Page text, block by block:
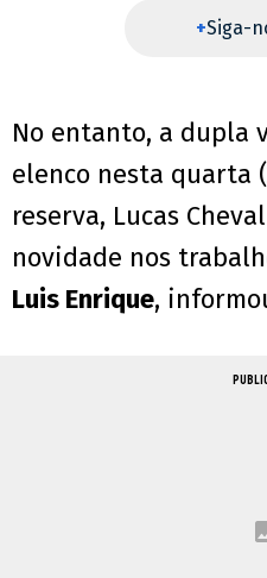
+Siga-
No entanto, a dupla
elenco nesta quarta
reserva, Lucas
novidade nos
Luis Enrique,